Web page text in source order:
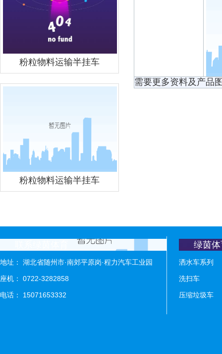
粉粒物料运输半挂车
粉粒物料运输半挂车
需要更多资料及产品
地址： 湖北省随州市·南郊平原岗·程力汽车工业园
座机： 0722-3282858
电话： 15071653332
绿茵
洒水车系列
洗扫车
压缩垃圾车